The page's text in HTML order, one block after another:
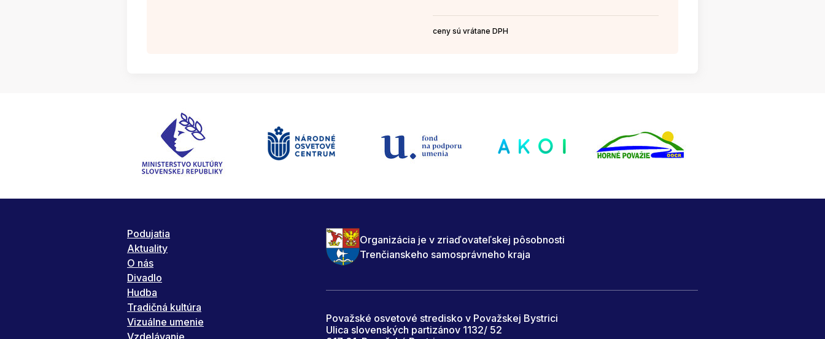
ceny sú vrátane DPH
Podujatia
Aktuality
O nás
Divadlo
Hudba
Tradičná kultúra
Vizuálne umenie
Organizácia je v zriaďovateľskej pôsobnosti
Trenčianskeho samosprávneho kraja
Považské osvetové stredisko v Považskej Bystrici
Ulica slovenských partizánov 1132/ 52